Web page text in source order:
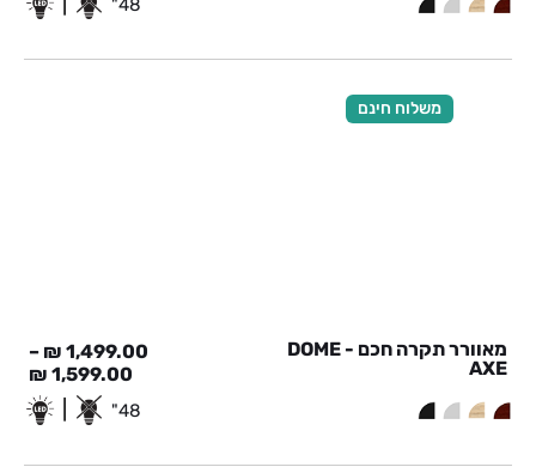
משלוח חינם
מאוורר תקרה חכם - DOME
AXE
1,499.00
₪
–
1,599.00
₪
48"